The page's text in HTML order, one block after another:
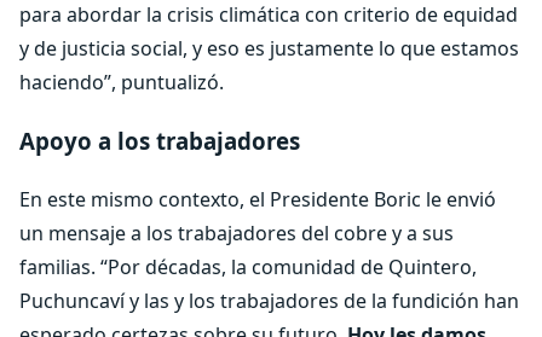
para abordar la crisis climática con criterio de equidad
y de justicia social, y eso es justamente lo que estamos
haciendo”, puntualizó.
Apoyo a los trabajadores
En este mismo contexto, el Presidente Boric le envió
un mensaje a los trabajadores del cobre y a sus
familias. “Por décadas, la comunidad de Quintero,
Puchuncaví y las y los trabajadores de la fundición han